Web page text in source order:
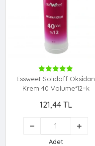
Essweet Solidoff Oksi̇dan
Krem 40 Volume*12=k
121,44 TL
Adet